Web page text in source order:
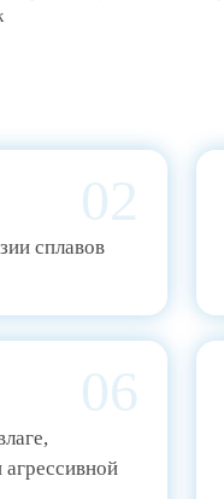
02
сплавов
06